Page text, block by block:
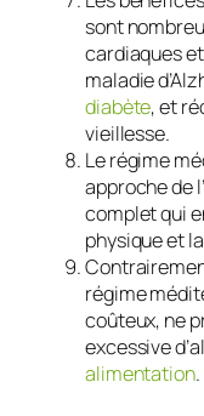
sont
cardiaques
maladie
diabète, et
vieillesse.
Le régime
approche de
complet qui
physique et
régime
coûteux, ne
excessive
alimentation.